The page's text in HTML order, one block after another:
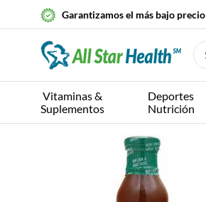
Garantizamos el más bajo precio
Vitaminas &
Suplementos
Deportes
Nutrición